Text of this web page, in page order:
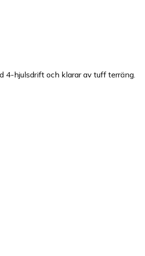
4-hjulsdrift och klarar av tuff terräng.